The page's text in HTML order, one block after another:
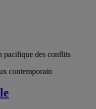
pacifique des conflits
contemporain